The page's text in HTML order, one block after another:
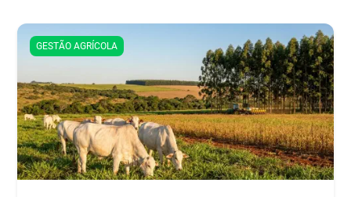
GESTÃO AGRÍCOLA